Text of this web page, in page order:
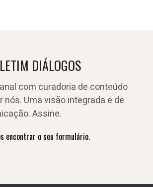
DIÁLOGOS
com curadoria de conteúdo
nós. Uma visão integrada e de
Assine.
encontrar o seu formulário.